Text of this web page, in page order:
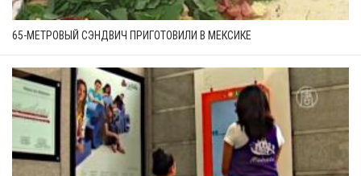
65-МЕТРОВЫЙ СЭНДВИЧ ПРИГОТОВИЛИ В МЕКСИКЕ